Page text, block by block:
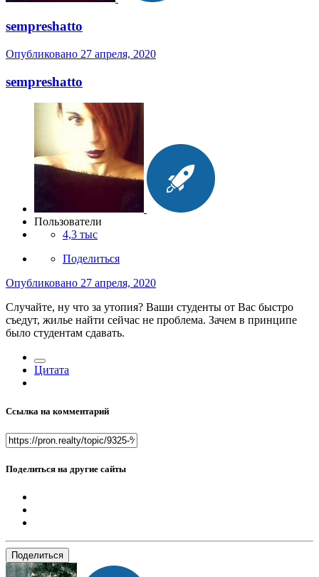
sempreshatto
Опубликовано 27 апреля, 2020
sempreshatto
Пользователи
4,3 тыс
Поделиться
Опубликовано 27 апреля, 2020
Случайте, ну что за утопия? Ваши студенты от Вас быстро
съедут, жилье найти сейчас не проблема. Зачем в принципе
было студентам сдавать.
Цитата
Ссылка на комментарий
Поделиться на другие сайты
Поделиться